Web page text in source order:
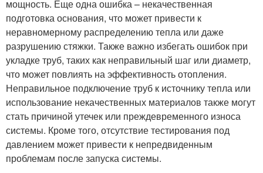
мощность. Еще одна ошибка – некачественная
подготовка основания, что может привести к
неравномерному распределению тепла или даже
разрушению стяжки. Также важно избегать ошибок при
укладке труб, таких как неправильный шаг или диаметр,
что может повлиять на эффективность отопления.
Неправильное подключение труб к источнику тепла или
использование некачественных материалов также могут
стать причиной утечек или преждевременного износа
системы. Кроме того, отсутствие тестирования под
давлением может привести к непредвиденным
проблемам после запуска системы.